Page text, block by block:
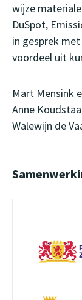
wijze
DuSpot,
in gesprek
voordeel uit
Mart Mensink
Anne
Walewijn de